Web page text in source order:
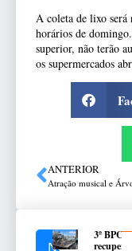
A coleta de lixo será
horários de
superior, não terão
os supermercados
ANTERIOR
NOTÍCIAS
3º
recupera